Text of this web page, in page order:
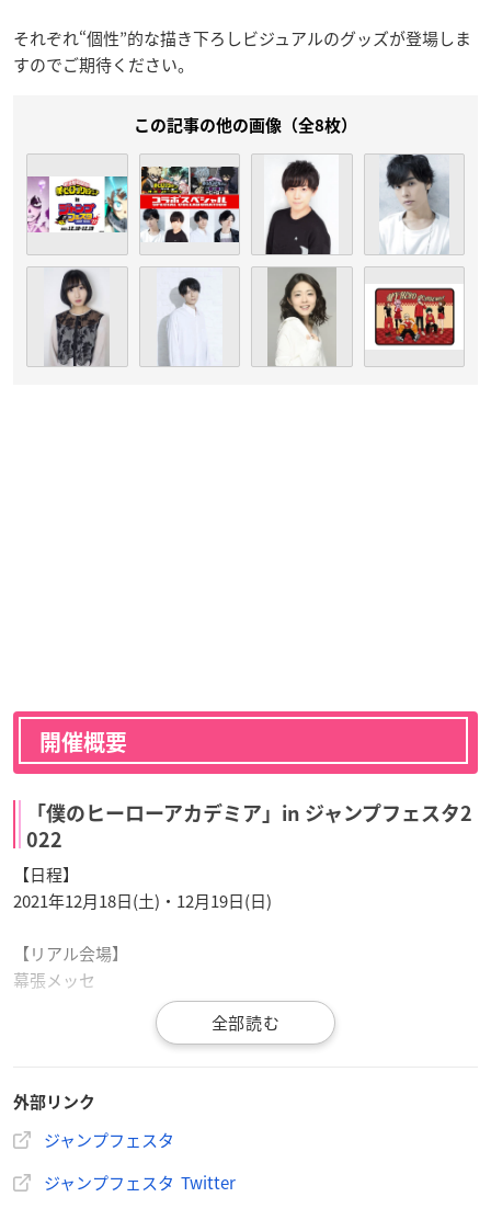
それぞれ“個性”的な描き下ろしビジュアルのグッズが登場しま
すのでご期待ください。
この記事の他の画像（全8枚）
開催概要
「僕のヒーローアカデミア」in ジャンプフェスタ2
022
【日程】
2021年12月18日(土)・12月19日(日)
【リアル会場】
幕張メッセ
【主催】
（週刊少年ジャンプ・少年ジャンプ＋・Vジャンプ・ジャンプS
外部リンク
ジャンプフェスタ
ジャンプフェスタ Twitter